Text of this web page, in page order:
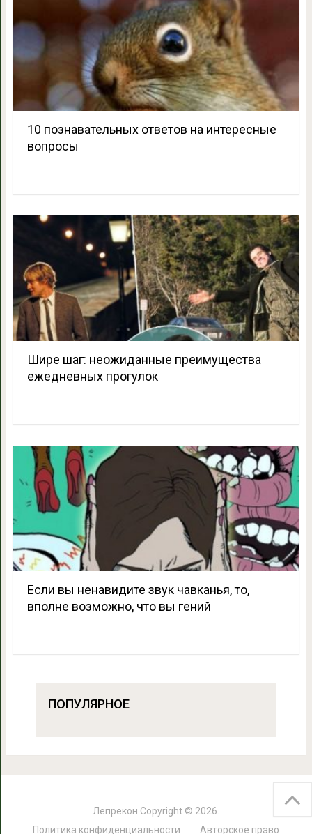
10 познавательных ответов на интересные
вопросы
Шире шаг: неожиданные преимущества
ежедневных прогулок
Если вы ненавидите звук чавканья, то,
вполне возможно, что вы гений
ПОПУЛЯРНОЕ
Лепрекон Copyright © 2026.
Политика конфиденциальности
Авторское право